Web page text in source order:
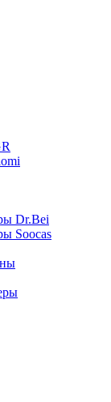
Dr.Bei
Soocas